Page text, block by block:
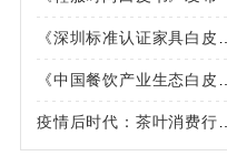
《深圳标准认证家具白皮
书》
《中国餐饮产业生态白皮
书》
疫情后时代：茶叶消费行为